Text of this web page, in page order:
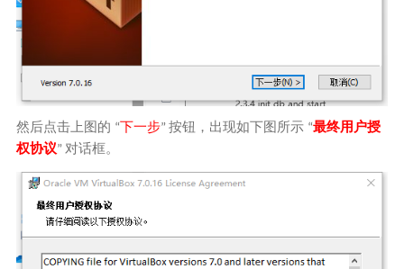
然后点击上图的 “下一步” 按钮，出现如下图所示 “最终用户授
权协议” 对话框。